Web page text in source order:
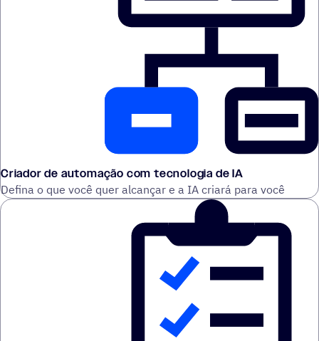
Criador de automação com tecnologia de IA
Defina o que você quer alcançar e a IA criará para você